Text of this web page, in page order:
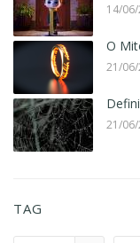
14/06/
O
21/
21/
TAG